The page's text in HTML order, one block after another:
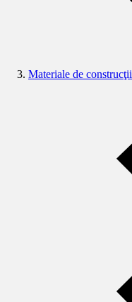
Materiale de construcţii